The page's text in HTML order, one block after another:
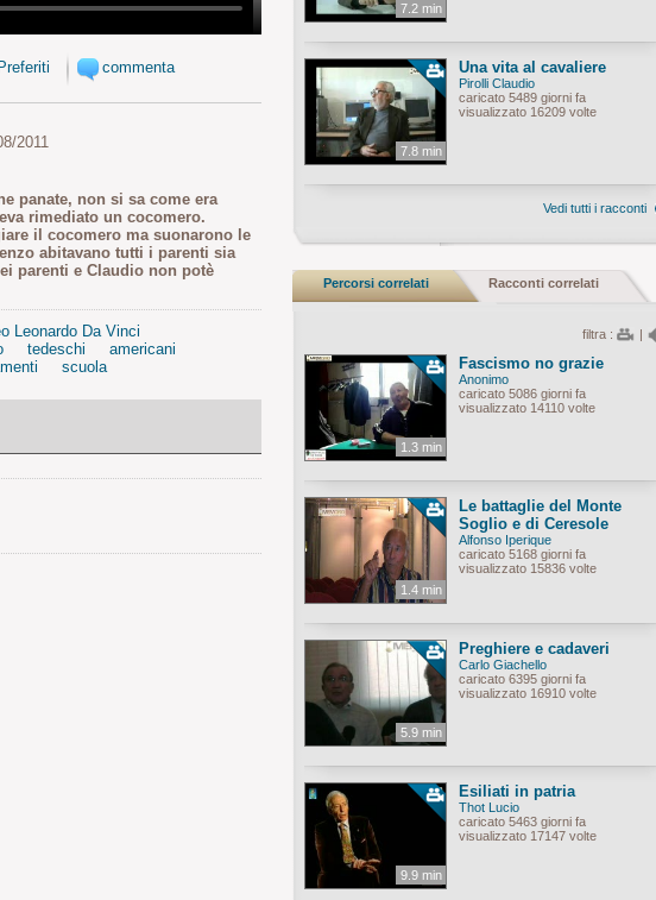
Preferiti commenta
2011
panate, non si sa come era
rimediato un cocomero.
il cocomero ma suonarono le
abitavano tutti i parenti sia
parenti e Claudio non potè
Leonardo Da Vinci
tedeschi
americani
scuola
7.2 min
7.8 min
Una vita al cavaliere
Pirolli Claudio
caricato 5489 giorni fa
visualizzato 16209 volte
Vedi tutti i racconti
Percorsi correlati Racconti correlati
filtra : |
1.3 min
Fascismo no grazie
Anonimo
caricato 5086 giorni fa
visualizzato 14110 volte
1.4 min
Le battaglie del Monte
Soglio e di Ceresole
Alfonso Iperique
caricato 5168 giorni fa
visualizzato 15836 volte
5.9 min
Preghiere e cadaveri
Carlo Giachello
caricato 6395 giorni fa
visualizzato 16910 volte
9.9 min
Esiliati in patria
Thot Lucio
caricato 5463 giorni fa
visualizzato 17147 volte